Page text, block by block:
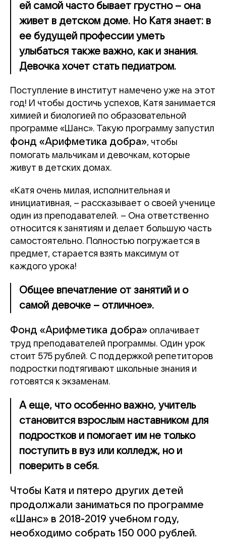
ей самой часто бывает грустно – она
живет в детском доме. Но Катя знает: в
ее будущей профессии уметь
улыбаться также важно, как и знания.
Девочка хочет стать педиатром.
Поступление в институт намечено уже на этот
год! И чтобы достичь успехов, Катя занимается
химией и биологией по образовательной
программе «Шанс». Такую программу запустил
фонд «Арифметика добра», чтобы
помогать мальчикам и девочкам, которые
живут в детских домах.
«Катя очень милая, исполнительная и
инициативная, – рассказывает о своей ученице
один из преподавателей. – Она ответственно
относится к занятиям и делает большую часть
самостоятельно. Полностью погружается в
предмет, старается взять максимум от
каждого урока!
Общее впечатление от занятий и о
самой девочке – отличное».
Фонд «Арифметика добра» оплачивает
труд преподавателей программы. Один урок
стоит 575 рублей. С поддержкой репетиторов
подростки подтягивают школьные знания и
готовятся к экзаменам.
А еще, что особенно важно, учитель
становится взрослым наставником для
подростков и помогает им не только
поступить в вуз или колледж, но и
поверить в себя.
Чтобы Катя и пятеро других детей
продолжали заниматься по программе
«Шанс» в 2018-2019 учебном году,
необходимо собрать 150 000 рублей.